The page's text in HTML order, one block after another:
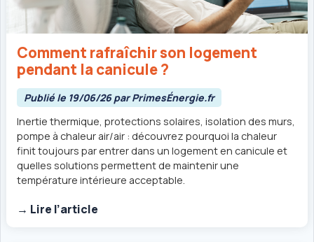
Comment rafraîchir son logement
pendant la canicule ?
Publié le 19/06/26 par PrimesÉnergie.fr
Inertie thermique, protections solaires, isolation des murs,
pompe à chaleur air/air : découvrez pourquoi la chaleur
finit toujours par entrer dans un logement en canicule et
quelles solutions permettent de maintenir une
température intérieure acceptable.
→ Lire l’article